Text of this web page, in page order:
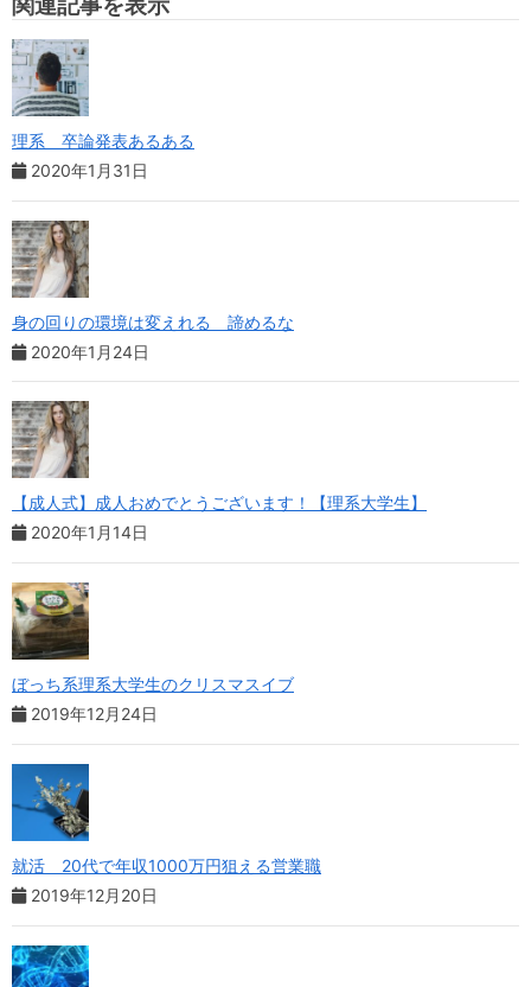
理系 卒論発表あるある
2020年1月31日
身の回りの環境は変えれる 諦めるな
2020年1月24日
【成人式】成人おめでとうございます！【理系大学生】
2020年1月14日
ぼっち系理系大学生のクリスマスイブ
2019年12月24日
就活 20代で年収1000万円狙える営業職
2019年12月20日